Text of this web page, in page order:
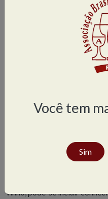
Destilados do mundo:
vinho, pode-se incluir
Você tem
Sim